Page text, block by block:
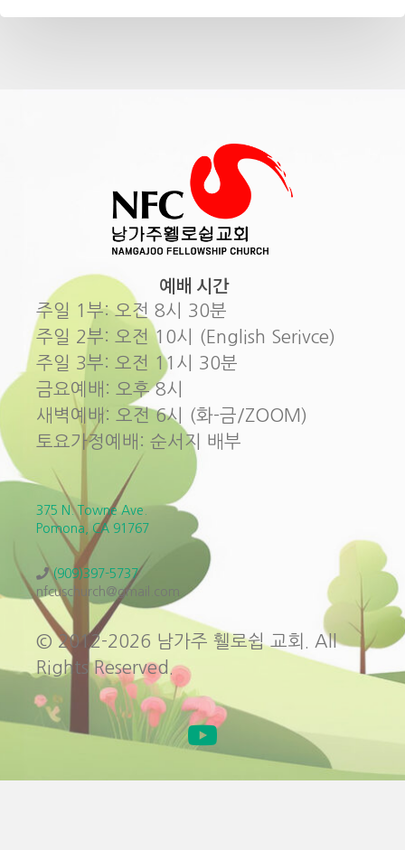
예배 시간
주일 1부: 오전 8시 30분
주일 2부: 오전 10시 (English Serivce)
주일 3부: 오전 11시 30분
금요예배: 오후 8시
새벽예배: 오전 6시 (화-금/ZOOM)
토요가정예배: 순서지 배부
375 N. Towne Ave.
Pomona, CA 91767
(909)397-5737
nfcuschurch@gmail.com
© 2012-2026 남가주 휄로쉽 교회. All
Rights Reserved.